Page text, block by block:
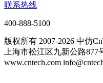
联系热线
400-888-5100
版权所有 2007-2026 中仿
上海市松江区九新公路
www.cntech.com